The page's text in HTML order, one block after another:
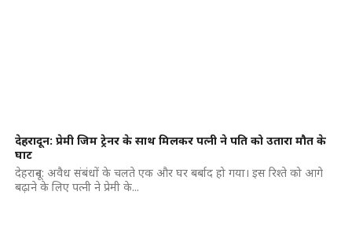
देहरादून: प्रेमी जिम ट्रेनर के साथ मिलकर पत्नी ने पति को उतारा मौत के
घाट
देहरादून: अवैध संबंधों के चलते एक और घर बर्बाद हो गया। इस रिश्ते को आगे
बढ़ाने के लिए पत्नी ने प्रेमी के...